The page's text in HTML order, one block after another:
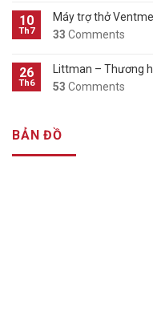
10
Th7
Máy trợ thở
33 Comments
26
Th6
Littman – Thương
53 Comments
BẢN ĐỒ